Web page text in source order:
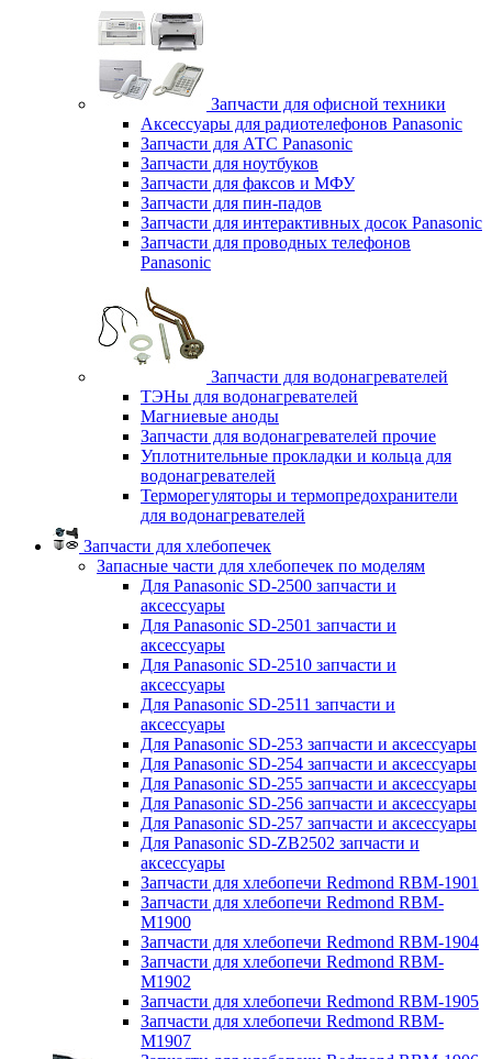
Запчасти для офисной техники
Аксессуары для радиотелефонов Panasonic
Запчасти для АТС Panasonic
Запчасти для ноутбуков
Запчасти для факсов и МФУ
Запчасти для пин-падов
Запчасти для интерактивных досок Panasonic
Запчасти для проводных телефонов
Panasonic
Запчасти для водонагревателей
ТЭНы для водонагревателей
Магниевые аноды
Запчасти для водонагревателей прочие
Уплотнительные прокладки и кольца для
водонагревателей
Терморегуляторы и термопредохранители
для водонагревателей
Запчасти для хлебопечек
Запасные части для хлебопечек по моделям
Для Panasonic SD-2500 запчасти и
аксессуары
Для Panasonic SD-2501 запчасти и
аксессуары
Для Panasonic SD-2510 запчасти и
аксессуары
Для Panasonic SD-2511 запчасти и
аксессуары
Для Panasonic SD-253 запчасти и аксессуары
Для Panasonic SD-254 запчасти и аксессуары
Для Panasonic SD-255 запчасти и аксессуары
Для Panasonic SD-256 запчасти и аксессуары
Для Panasonic SD-257 запчасти и аксессуары
Для Panasonic SD-ZB2502 запчасти и
аксессуары
Запчасти для хлебопечи Redmond RBM-1901
Запчасти для хлебопечи Redmond RBM-
M1900
Запчасти для хлебопечи Redmond RBM-1904
Запчасти для хлебопечи Redmond RBM-
M1902
Запчасти для хлебопечи Redmond RBM-1905
Запчасти для хлебопечи Redmond RBM-
M1907